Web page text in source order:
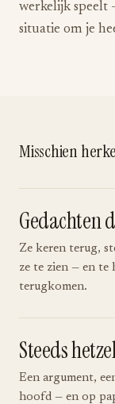
werkelijk speelt
situatie om je
Misschien
Gedachten
Ze keren terug,
ze te zien — en te
terugkomen.
Steeds
Een argument,
hoofd — en op